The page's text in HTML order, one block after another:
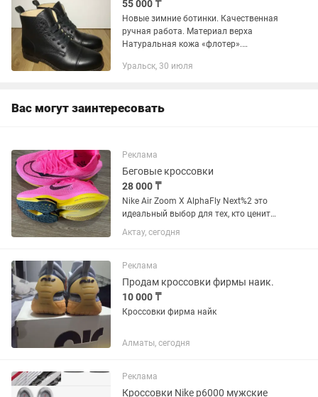
55 000 ₸
Новые зимние ботинки. Качественная
ручная работа. Материал верха
Натуральная кожа «флотер».
Размер 42 (на стопу 27-27.5 см).
Уральск, 30 июля
Вас могут заинтересовать
Реклама
Беговые кроссовки
28 000 ₸
Nike Air Zoom X AlphaFly Next%2 это
идеальный выбор для тех, кто ценит
стильный дизайн и комфорт, При
производстве этой модели были
высококачественные материалы,
стильная и...
Актау, сегодня
Реклама
Продам кроссовки фирмы наик.
10 000 ₸
Кроссовки фирма найк
Алматы, сегодня
Реклама
Кроссовки Nike p6000 мужские